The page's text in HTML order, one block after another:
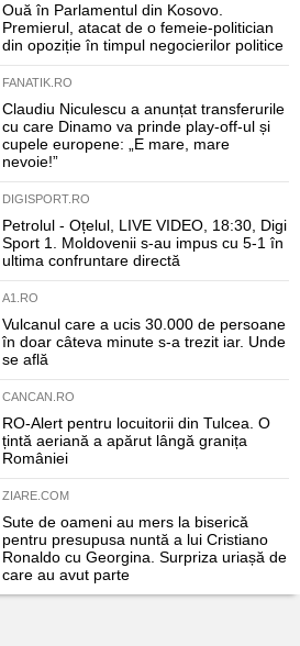
Ouă în Parlamentul din Kosovo.
Premierul, atacat de o femeie-politician
din opoziție în timpul negocierilor politice
FANATIK.RO
Claudiu Niculescu a anunțat transferurile
cu care Dinamo va prinde play-off-ul și
cupele europene: „E mare, mare
nevoie!”
DIGISPORT.RO
Petrolul - Oțelul, LIVE VIDEO, 18:30, Digi
Sport 1. Moldovenii s-au impus cu 5-1 în
ultima confruntare directă
A1.RO
Vulcanul care a ucis 30.000 de persoane
în doar câteva minute s-a trezit iar. Unde
se află
CANCAN.RO
RO-Alert pentru locuitorii din Tulcea. O
țintă aeriană a apărut lângă granița
României
ZIARE.COM
Sute de oameni au mers la biserică
pentru presupusa nuntă a lui Cristiano
Ronaldo cu Georgina. Surpriza uriașă de
care au avut parte